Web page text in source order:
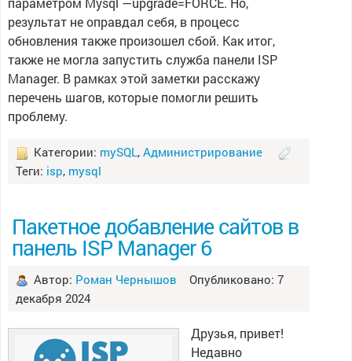
результат не оправдал себя, в процесс
обновления также произошел сбой. Как итог,
также не могла запустить служба панели ISP
Manager. В рамках этой заметки расскажу
перечень шагов, которые помогли решить
проблему.
Категории: mySQL, Администрирование
Теги: isp, mysql
Пакетное добавление сайтов в
панель ISP Manager 6
Автор: Роман Чернышов Опубликовано: 7
декабря 2024
Друзья, привет!
Недавно